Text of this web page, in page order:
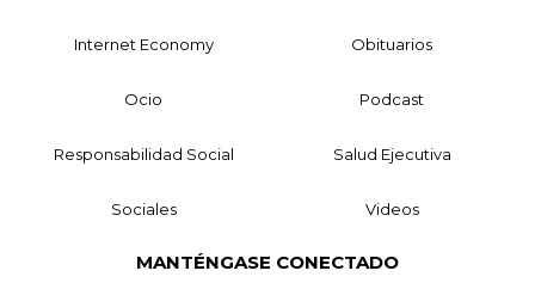
Internet Economy Obituarios
Ocio Podcast
Responsabilidad Social Salud Ejecutiva
Sociales Videos
MANTÉNGASE CONECTADO